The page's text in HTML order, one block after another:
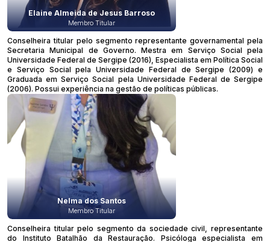
Elaine Almeida de Jesus Barroso
Membro Titular
Conselheira titular pelo segmento representante governamental pela
Secretaria Municipal de Governo. Mestra em Serviço Social pela
Universidade Federal de Sergipe (2016), Especialista em Política Social
e Serviço Social pela Universidade Federal de Sergipe (2009) e
Graduada em Serviço Social pela Universidade Federal de Sergipe
(2006). Possui experiência na gestão de políticas públicas.
Nelma dos Santos
Membro Titular
Conselheira titular pelo segmento da sociedade civil, representante
do Instituto Batalhão da Restauração. Psicóloga especialista em